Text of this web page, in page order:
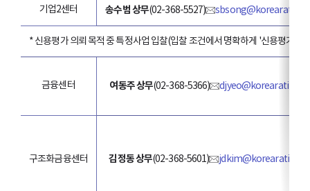
기업2센터 송수범 상무(02-368-5527)
* 신용평가 의뢰 목적 중 특정사업 입찰(입찰 조건에서 명확하게 '신용평가사
금융센터 여동주 상무(02-368-5366)
구조화금융센터 김정동 상무(02-368-5601)